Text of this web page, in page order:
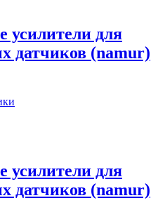
для
датчиков (namur)
для
датчиков (namur)